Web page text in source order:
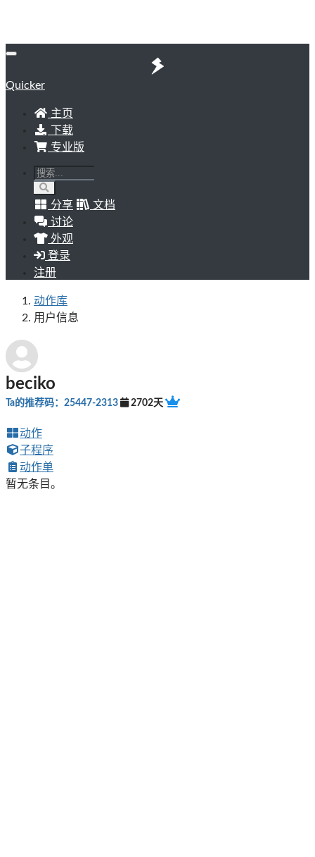
Quicker
主页
下载
专业版
分享
文档
讨论
外观
登录
注册
动作库
用户信息
beciko
Ta的推荐码：25447-2313 2702天
动作
子程序
动作单
暂无条目。